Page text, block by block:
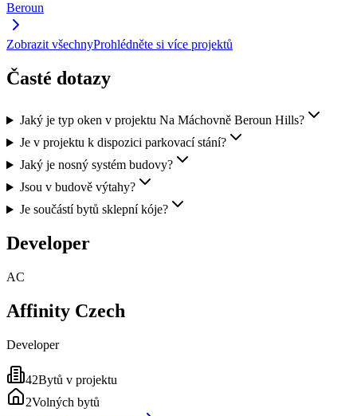
Beroun
Zobrazit všechnyProhlédněte si více projektů
Časté dotazy
Jaký je typ oken v projektu Na Máchovně Beroun Hills?
Je v projektu k dispozici parkovací stání?
Jaký je nosný systém budovy?
Jsou v budově výtahy?
Je součástí bytů sklepní kóje?
Developer
AC
Affinity Czech
Developer
42Bytů v projektu
2Volných bytů